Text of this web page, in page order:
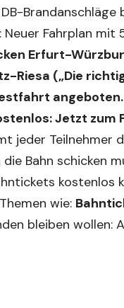
Brandanschläge
Neuer Fahrplan
Erfurt-
Riesa („Die
angeboten.
Jetzt zum
jeder Teilnehmer
Bahn schicken
kostenlos
wie:
bleiben wollen: